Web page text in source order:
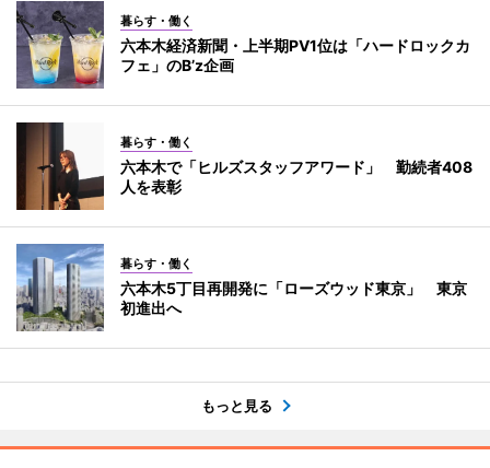
暮らす・働く
六本木経済新聞・上半期PV1位は「ハードロックカ
フェ」のB’z企画
暮らす・働く
六本木で「ヒルズスタッフアワード」 勤続者408
人を表彰
暮らす・働く
六本木5丁目再開発に「ローズウッド東京」 東京
初進出へ
もっと見る